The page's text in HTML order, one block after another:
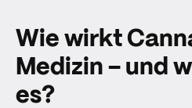
Wie wirkt
Medizin – und
es?